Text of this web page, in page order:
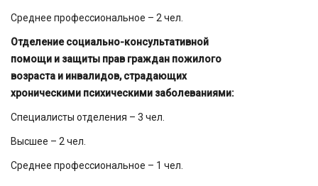
Среднее профессиональное – 2 чел.
Отделение социально-консультативной
помощи и защиты прав граждан пожилого
возраста и инвалидов, страдающих
хроническими психическими заболеваниями:
Специалисты отделения – 3 чел.
Высшее – 2 чел.
Среднее профессиональное – 1 чел.